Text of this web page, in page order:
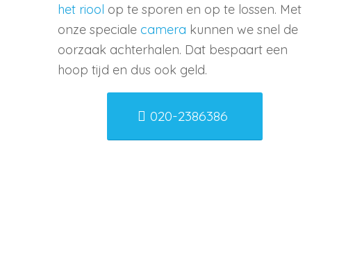
het riool op te sporen en op te lossen. Met
onze speciale camera kunnen we snel de
oorzaak achterhalen. Dat bespaart een
hoop tijd en dus ook geld.
020-2386386